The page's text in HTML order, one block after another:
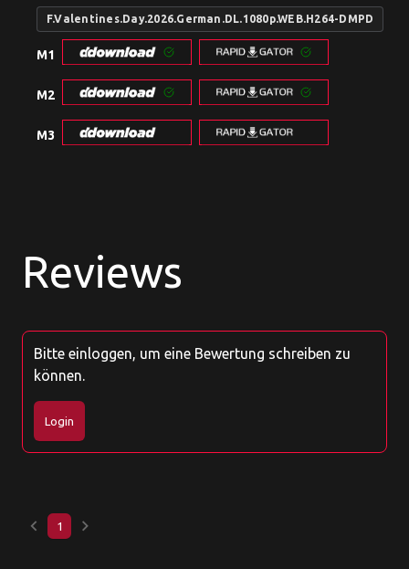
F.Valentines.Day.2026.German.DL.1080p.WEB.H264-DMPD
M1
M2
M3
Reviews
Bitte einloggen, um eine Bewertung schreiben zu
können.
Login
keyboard_arrow_left 1 keyboard_arrow_right